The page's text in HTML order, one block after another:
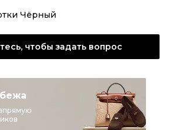
Чёрный
чтобы задать вопрос